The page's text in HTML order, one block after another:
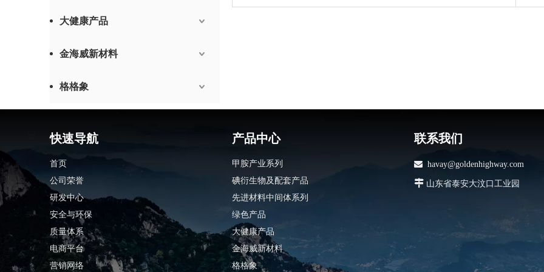
大健康产品
金海威新材料
格格象
快速导航
首页
公司荣誉
研发中心
安全与环保
质量体系
电商平台
营销网络
产品中心
甲胺产业系列
碘衍生物及配套产品
先进材料中间体系列
绿色产品
大健康产品
金海威新材料
格格象
联系我们
 havay@goldenhighway.com
 山东省泰安大汶口工业园